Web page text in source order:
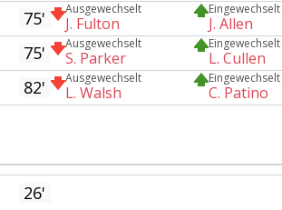
75' Ausgewechselt
J. Fulton
Eingewechselt
J. Allen
75' Ausgewechselt
S. Parker
Eingewechselt
L. Cullen
82' Ausgewechselt
L. Walsh
Eingewechselt
C. Patino
26'